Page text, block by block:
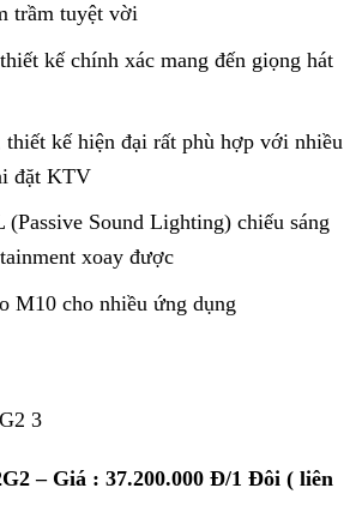
trầm tuyệt vời
kế chính xác mang đến giọng hát
thiết kế hiện đại rất phù hợp với nhiều
đặt KTV
(Passive Sound Lighting) chiếu sáng
xoay được
M10 cho nhiều ứng dụng
– Giá : 37.200.000 Đ/1 Đôi ( liên